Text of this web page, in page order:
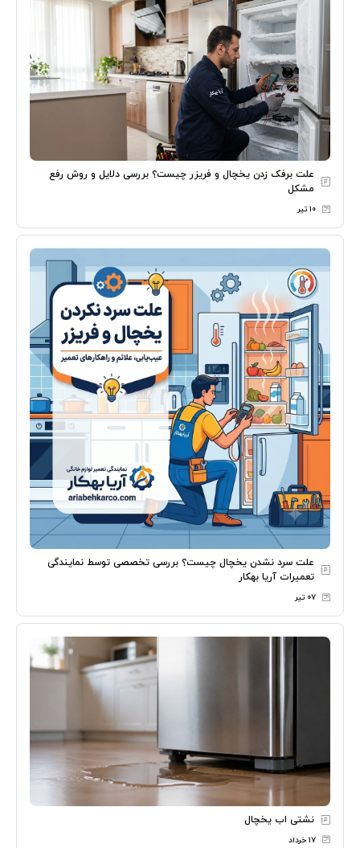
علت برفک زدن یخچال و فریزر چیست؟ بررسی دلایل و روش رفع
مشکل
۱۰ تیر
علت سرد نشدن یخچال چیست؟ بررسی تخصصی توسط نمایندگی
تعمیرات آریا بهکار
۰۷ تیر
نشتی اب یخچال
۱۷ خرداد